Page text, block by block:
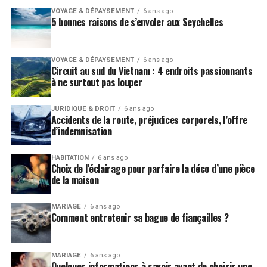
• Les aides dites classiques, relatives à
la création d’entreprises
En premier lieu, on peut parler d’aides relatives à
l’exonération partielle des charges sociales liées à
l’exploitation de l’activité professionnelle pour une
période d’une année d’activité. On l’appelle
communément ACRE ou aide aux créateurs et
repreneurs d’entreprises (ce sont les demandeurs
d’emploi ainsi que les jeunes de moins de 25 ans qui sont
les plus concernés).
Pour en bénéficier, une demande, comprenant un
VOYAGE & DÉPAYSEMENT 6 ans ago
5 bonnes raisons de s’envoler aux Seychelles
VOYAGE & DÉPAYSEMENT 6 ans ago
Circuit au sud du Vietnam : 4 endroits passionnants
à ne surtout pas louper
JURIDIQUE & DROIT 6 ans ago
Accidents de la route, préjudices corporels, l’offre
d’indemnisation
HABITATION 6 ans ago
Choix de l’éclairage pour parfaire la déco d’une pièce
de la maison
MARIAGE 6 ans ago
Comment entretenir sa bague de fiançailles ?
MARIAGE 6 ans ago